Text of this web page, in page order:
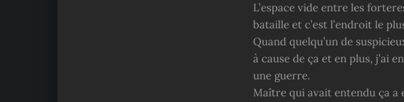
L’espace vide entre les
bataille et c’est l’endroit le
Quand quelqu’un de
à cause de ça et en plus, j’ai
une guerre.
Maître qui avait entendu ça a